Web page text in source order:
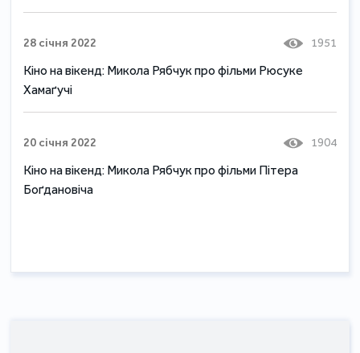
28 січня 2022 1951
Кіно на вікенд: Микола Рябчук про фільми Рюсуке
Хамаґучі
20 січня 2022 1904
Кіно на вікенд: Микола Рябчук про фільми Пітера
Боґдановіча